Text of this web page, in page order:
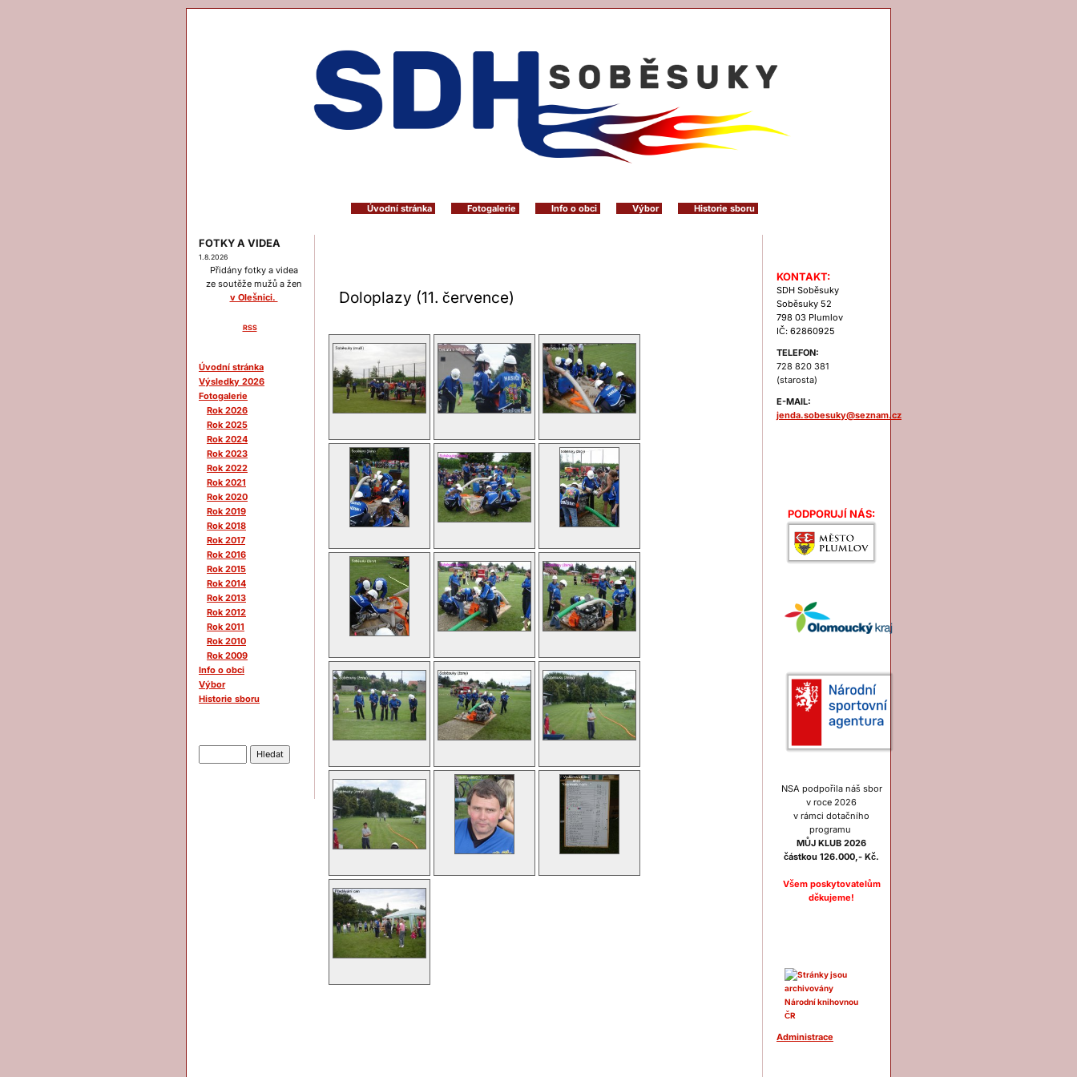
Úvodní stránka Fotogalerie Info o obci Výbor Historie sboru
FOTKY A VIDEA
1.8.2026
Přidány fotky a videa
ze soutěže mužů a žen
v Olešnici.
RSS
Úvodní stránka
Výsledky 2026
Fotogalerie
Rok 2026
Rok 2025
Rok 2024
Rok 2023
Rok 2022
Rok 2021
Rok 2020
Rok 2019
Rok 2018
Rok 2017
Rok 2016
Rok 2015
Rok 2014
Rok 2013
Rok 2012
Rok 2011
Rok 2010
Rok 2009
Info o obci
Výbor
Historie sboru
KONTAKT:
SDH Soběsuky
Soběsuky 52
798 03 Plumlov
IČ: 62860925
TELEFON:
728 820 381
(starosta)
E-MAIL:
jenda.sobesuky@seznam.cz
PODPORUJÍ NÁS:
NSA podpořila náš sbor
v roce 2026
v rámci dotačního
programu
MŮJ KLUB 2026
částkou 126.000,- Kč.
Všem poskytovatelům
děkujeme!
Administrace
Doloplazy (11. července)